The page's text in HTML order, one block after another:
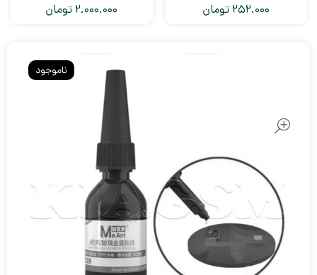
252.000 تومان 2.000.000 تومان
ناموجود